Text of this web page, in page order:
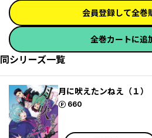
会員登録して全巻
全巻カートに追
同シリーズ一覧
月に吠えたンねえ（１）
660
ポイント